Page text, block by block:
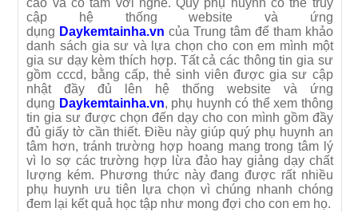
cao và có tâm với nghề. Quý phụ huynh có thể truy
cập hệ thống website và ứng
dụng Daykemtainha.vncủa Trung tâm để tham khảo
danh sách gia sư và lựa chọn cho con em mình một
gia sư dạy kèm thích hợp. Tất cả các thông tin gia sư
gồm cccd, bằng cấp, thẻ sinh viên được gia sư cập
nhật đầy đủ lên hệ thống website và ứng
dụng Daykemtainha.vn, phụ huynh có thể xem thông
tin gia sư được chọn đến dạy cho con mình gồm đầy
đủ giấy tờ cần thiết. Điều này giúp quý phụ huynh an
tâm hơn, tránh trường hợp hoang mang trong tâm lý
vì lo sợ các trường hợp lừa đảo hay giảng dạy chất
lượng kém. Phương thức này đang được rất nhiều
phụ huynh ưu tiên lựa chọn vì chúng nhanh chóng
đem lại kết quả học tập như mong đợi cho con em họ.